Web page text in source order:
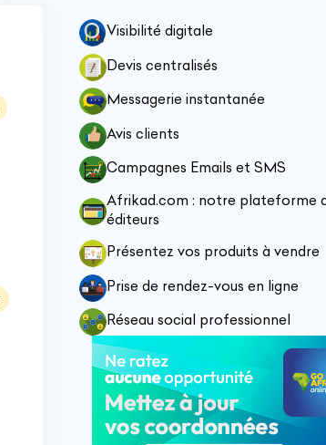
Visibilité digitale
Devis centralisés
Messagerie instantanée
Avis clients
Campagnes Emails et SMS
Afrikad.com : notre plateforme
éditeurs
Présentez vos produits à vendre
Prise de rendez-vous en ligne
Réseau social professionnel